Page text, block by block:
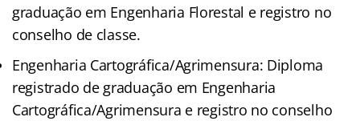
graduação em Engenharia Florestal e registro no
conselho de classe.
Engenharia Cartográfica/Agrimensura: Diploma
registrado de graduação em Engenharia
Cartográfica/Agrimensura e registro no conselho